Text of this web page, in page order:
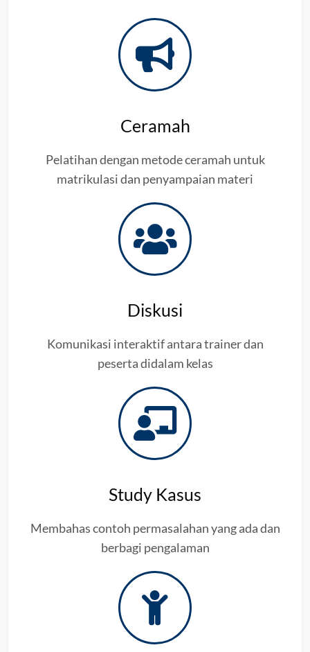
Ceramah
Pelatihan dengan metode ceramah untuk
matrikulasi dan penyampaian materi
Diskusi
Komunikasi interaktif antara trainer dan
peserta didalam kelas
Study Kasus
Membahas contoh permasalahan yang ada dan
berbagi pengalaman